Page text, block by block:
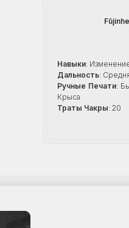
Навыки:
Дальность:
Ручные Печати:
Крыса
Траты Чакры: 20